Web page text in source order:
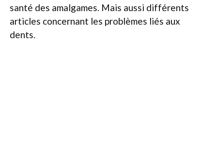
santé des amalgames. Mais aussi différents
articles concernant les problèmes liés aux
dents.